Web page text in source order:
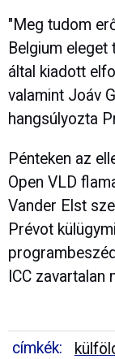
"Meg tudom
Belgium
által kiadott
valamint Joáv
hangsúlyozta
Pénteken az
Open VLD
Vander Elst
Prévot
ICC
címkék: